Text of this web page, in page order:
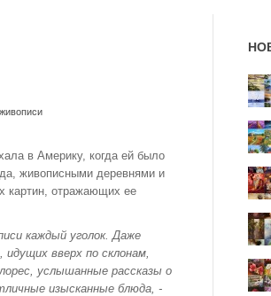
в Америку, когда ей было
живописными деревнями и
картин, отражающих ее
каждый уголок. Даже
вверх по склонам,
услышанные рассказы о
изысканные блюда, -